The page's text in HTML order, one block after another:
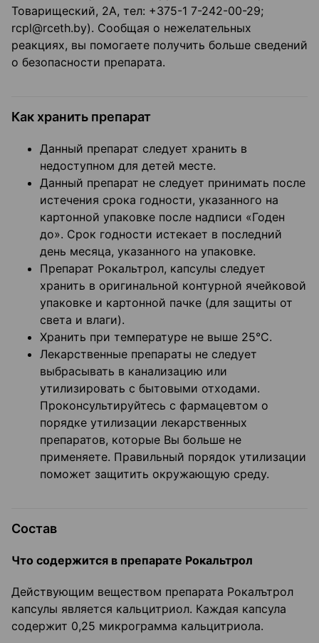
Товарищеский, 2А, тел: +375-1 7-242-00-29;
rcpl@rceth.by). Сообщая о нежелательных
реакциях, вы помогаете получить больше сведений
о безопасности препарата.
Как хранить препарат
Данный препарат следует хранить в
недоступном для детей месте.
Данный препарат не следует принимать после
истечения срока годности, указанного на
картонной упаковке после надписи «Годен
до». Срок годности истекает в последний
день месяца, указанного на упаковке.
Препарат Рокальтрол, капсулы следует
хранить в оригинальной контурной ячейковой
упаковке и картонной пачке (для защиты от
света и влаги).
Хранить при температуре не выше 25°С.
Лекарственные препараты не следует
выбрасывать в канализацию или
утилизировать с бытовыми отходами.
Проконсультируйтесь с фармацевтом о
порядке утилизации лекарственных
препаратов, которые Вы больше не
применяете. Правильный порядок утилизации
поможет защитить окружающую среду.
Состав
Что содержится в препарате Рокальтрол
Действующим веществом препарата Рокалътрол
капсулы является кальцитриол. Каждая капсула
содержит 0,25 микрограмма кальцитриола.